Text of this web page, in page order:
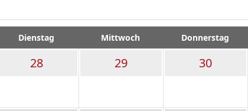
Dienstag Mittwoch Donnerstag
28 29 30